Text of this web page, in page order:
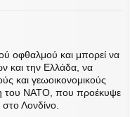
οφθαλμού και μπορεί να
και την Ελλάδα, να
και γεωοικονομικούς
του NATO, που προέκυψε
Λονδίνο.